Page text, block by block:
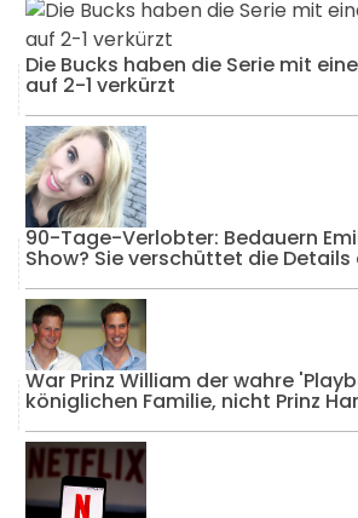
Die Bucks haben die Serie mit
auf 2-1 verkürzt
90-Tage-Verlobter: Bedauern
Show? Sie verschüttet die
War Prinz William der wahre
königlichen Familie, nicht Prinz